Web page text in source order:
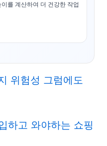
를 계산하여 더 건강한 작업
위험성 그럼에도
하고 와야하는 쇼핑